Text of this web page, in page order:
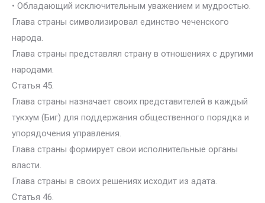
• Обладающий исключительным уважением и мудростью.
Глава страны символизировал единство чеченского
народа.
Глава страны представлял страну в отношениях с другими
народами.
Статья 45.
Глава страны назначает своих представителей в каждый
тукхум (Биг) для поддержания общественного порядка и
упорядочения управления.
Глава страны формирует свои исполнительные органы
власти.
Глава страны в своих решениях исходит из адата.
Статья 46.